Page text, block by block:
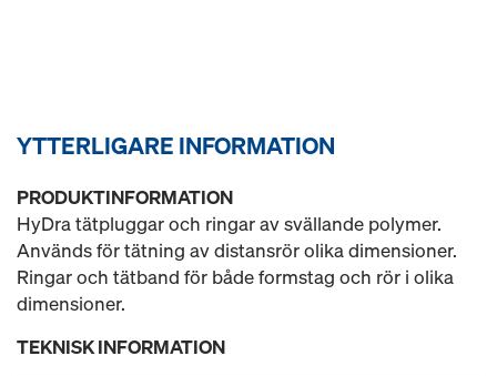
YTTERLIGARE INFORMATION
PRODUKTINFORMATION
HyDra tätpluggar och ringar av svällande polymer.
Används för tätning av distansrör olika dimensioner.
Ringar och tätband för både formstag och rör i olika
dimensioner.
TEKNISK INFORMATION